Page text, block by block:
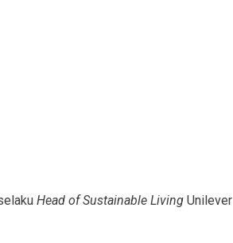
Head of Sustainable Living Unilever